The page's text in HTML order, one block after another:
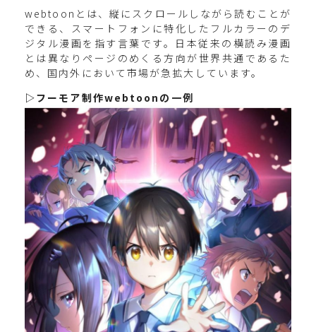
webtoonとは、縦にスクロールしながら読むことが
できる、スマートフォンに特化したフルカラーのデ
ジタル漫画を指す言葉です。日本従来の横読み漫画
とは異なりページのめくる方向が世界共通であるた
め、国内外において市場が急拡大しています。
▷フーモア制作webtoonの一例